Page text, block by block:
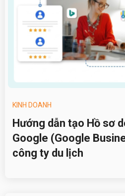
KINH DOANH
Hướng dẫn tạo Hồ sơ
Google (Google
công ty du lịch